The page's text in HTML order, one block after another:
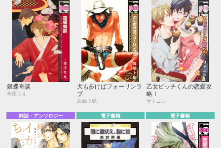
銀蝶奇談
本庄りえ
犬も歩けばフォーリンラ
ブ
高嶋上総
乙女ビッチくんの恋愛攻
略！
サトニシ
雑誌・アンソロジー 電子書籍 電子書籍